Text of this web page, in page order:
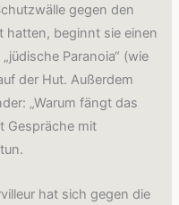
gegen den
hatten, beginnt sie einen
Paranoia“ (wie
der Hut. Außerdem
„Warum fängt das
Gespräche mit
hat sich gegen die